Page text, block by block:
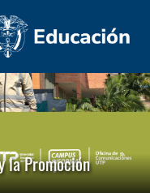
la Promoción